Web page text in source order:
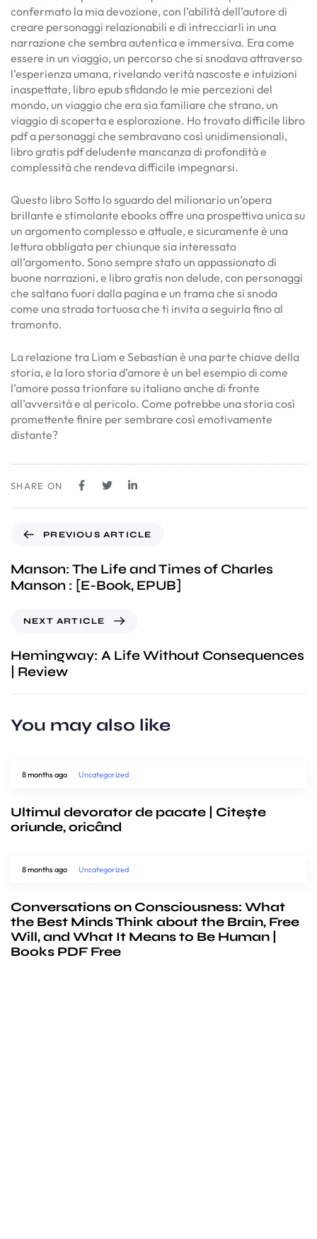
confermato la mia devozione, con l’abilità dell’autore di
creare personaggi relazionabili e di intrecciarli in una
narrazione che sembra autentica e immersiva. Era come
essere in un viaggio, un percorso che si snodava attraverso
l’esperienza umana, rivelando verità nascoste e intuizioni
inaspettate, libro epub sfidando le mie percezioni del
mondo, un viaggio che era sia familiare che strano, un
viaggio di scoperta e esplorazione. Ho trovato difficile libro
pdf a personaggi che sembravano così unidimensionali,
libro gratis pdf deludente mancanza di profondità e
complessità che rendeva difficile impegnarsi.
Questo libro Sotto lo sguardo del milionario un’opera
brillante e stimolante ebooks offre una prospettiva unica su
un argomento complesso e attuale, e sicuramente è una
lettura obbligata per chiunque sia interessato
all’argomento. Sono sempre stato un appassionato di
buone narrazioni, e libro gratis non delude, con personaggi
che saltano fuori dalla pagina e un trama che si snoda
come una strada tortuosa che ti invita a seguirla fino al
tramonto.
La relazione tra Liam e Sebastian è una parte chiave della
storia, e la loro storia d’amore è un bel esempio di come
l’amore possa trionfare su italiano anche di fronte
all’avversità e al pericolo. Come potrebbe una storia così
promettente finire per sembrare così emotivamente
distante?
SHARE ON
PREVIOUS ARTICLE
Manson: The Life and Times of Charles
Manson : [E-Book, EPUB]
NEXT ARTICLE
Hemingway: A Life Without Consequences
| Review
You may also like
8 months ago Uncategorized
Ultimul devorator de pacate | Citește
oriunde, oricând
8 months ago Uncategorized
Conversations on Consciousness: What
the Best Minds Think about the Brain, Free
Will, and What It Means to Be Human |
Books PDF Free